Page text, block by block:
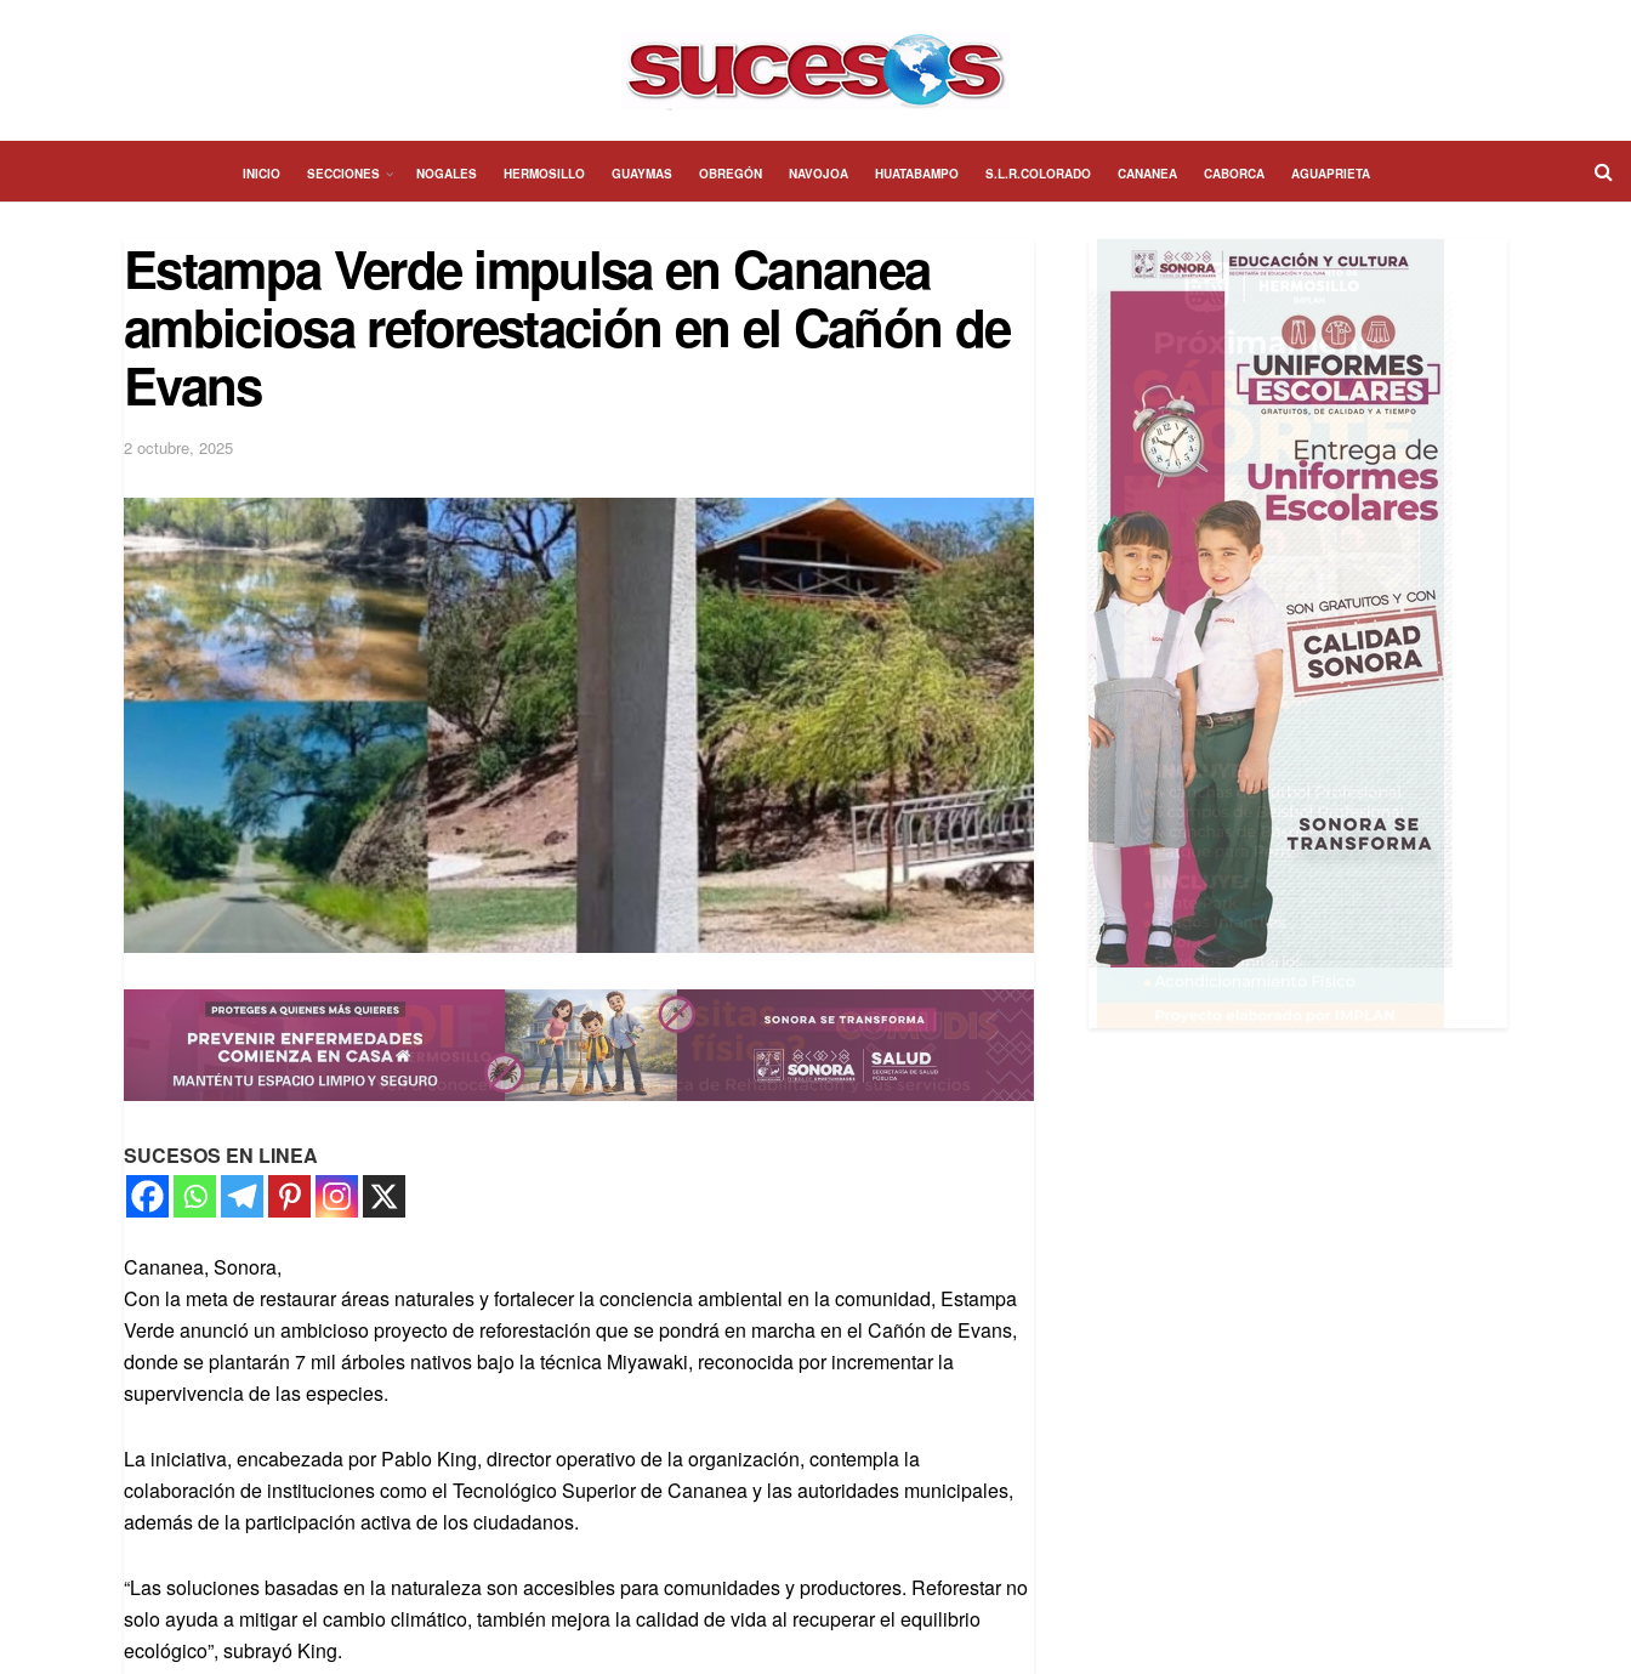
INICIO SECCIONES NOGALES HERMOSILLO GUAYMAS OBREGÓN NAVOJOA HUATABAMPO S.L.R.COLORADO CANANEA CABORCA AGUAPRIETA
Estampa Verde impulsa en Cananea
ambiciosa reforestación en el Cañón de
Evans
2 octubre, 2025
SUCESOS EN LINEA
Cananea, Sonora,
Con la meta de restaurar áreas naturales y fortalecer la conciencia ambiental en la comunidad, Estampa
Verde anunció un ambicioso proyecto de reforestación que se pondrá en marcha en el Cañón de Evans,
donde se plantarán 7 mil árboles nativos bajo la técnica Miyawaki, reconocida por incrementar la
supervivencia de las especies.
La iniciativa, encabezada por Pablo King, director operativo de la organización, contempla la
colaboración de instituciones como el Tecnológico Superior de Cananea y las autoridades municipales,
además de la participación activa de los ciudadanos.
“Las soluciones basadas en la naturaleza son accesibles para comunidades y productores. Reforestar no
solo ayuda a mitigar el cambio climático, también mejora la calidad de vida al recuperar el equilibrio
ecológico”, subrayó King.